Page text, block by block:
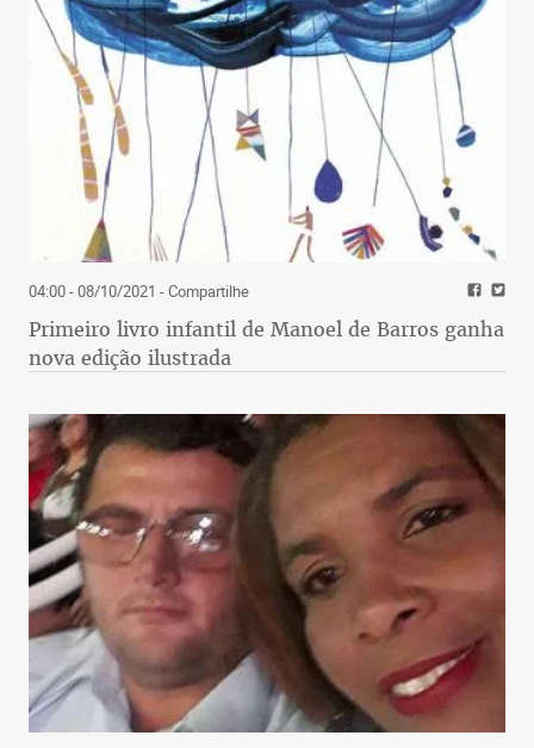
04:00 - 08/10/2021 - Compartilhe
Primeiro livro infantil de Manoel de Barros ganha
nova edição ilustrada